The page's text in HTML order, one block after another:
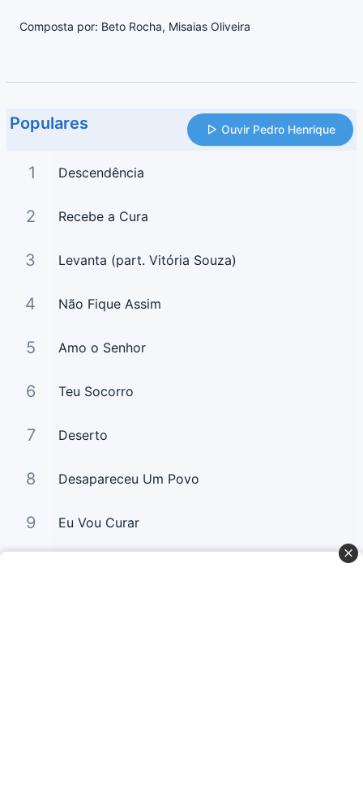
Composta por: Beto Rocha, Misaias Oliveira
Populares Ouvir Pedro Henrique
1 Descendência
2 Recebe a Cura
3 Levanta (part. Vitória Souza)
4 Não Fique Assim
5 Amo o Senhor
6 Teu Socorro
7 Deserto
8 Desapareceu Um Povo
9 Eu Vou Curar